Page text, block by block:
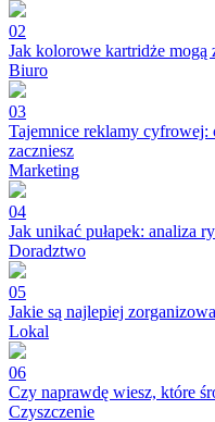
02
Jak kolorowe kartridże mogą
Biuro
03
Tajemnice reklamy cyfrowej:
zaczniesz
Marketing
04
Jak unikać pułapek: analiza
Doradztwo
05
Jakie są najlepiej
Lokal
06
Czy naprawdę wiesz, które
Czyszczenie